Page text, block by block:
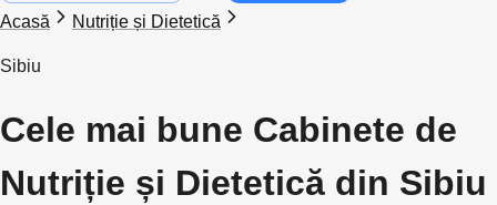
Acasă Nutriție și Dietetică
Sibiu
Cele mai bune Cabinete de
Nutriție și Dietetică din Sibiu